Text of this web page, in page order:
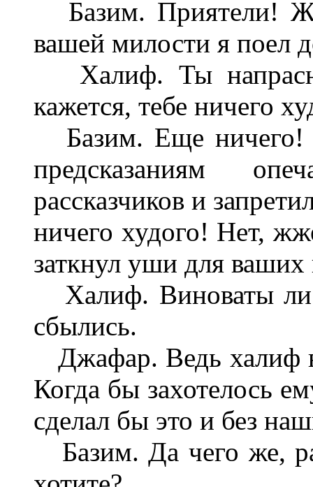
Базим. Приятели!
вашей милости я поел
Халиф. Ты
кажется, тебе ничего
Базим. Еще ничего!
предсказаниям
рассказчиков и
ничего худого! Нет,
заткнул уши для ваших
Халиф. Виноваты ли
сбылись.
Джафар. Ведь халиф
Когда бы захотелось
сделал бы это и без
Базим. Да чего же,